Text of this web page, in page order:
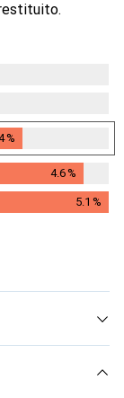
%
4.6%
5.1 %